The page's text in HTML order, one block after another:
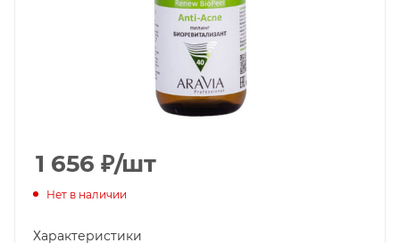
1 656 ₽/шт
Нет в наличии
Характеристики